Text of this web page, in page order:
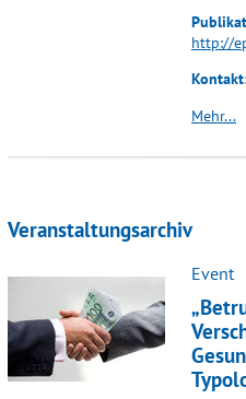
http://
Kontakt:
Mehr...
Veranstaltungsarchiv
Event